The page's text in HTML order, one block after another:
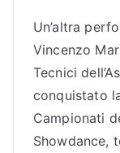
Un’altra
Vincenzo
Tecnici
conquistato
Campionati
Showdance,